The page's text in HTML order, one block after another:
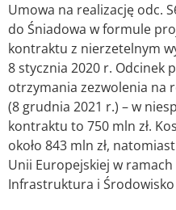
Umowa na realizację odc.
do Śniadowa w formule
kontraktu z nierzetelnym
8 stycznia 2020 r. Odcinek
otrzymania zezwolenia na
(8 grudnia 2021 r.) – w
kontraktu to 750 mln zł.
około 843 mln zł,
Unii Europejskiej w
Infrastruktura i Środowisko